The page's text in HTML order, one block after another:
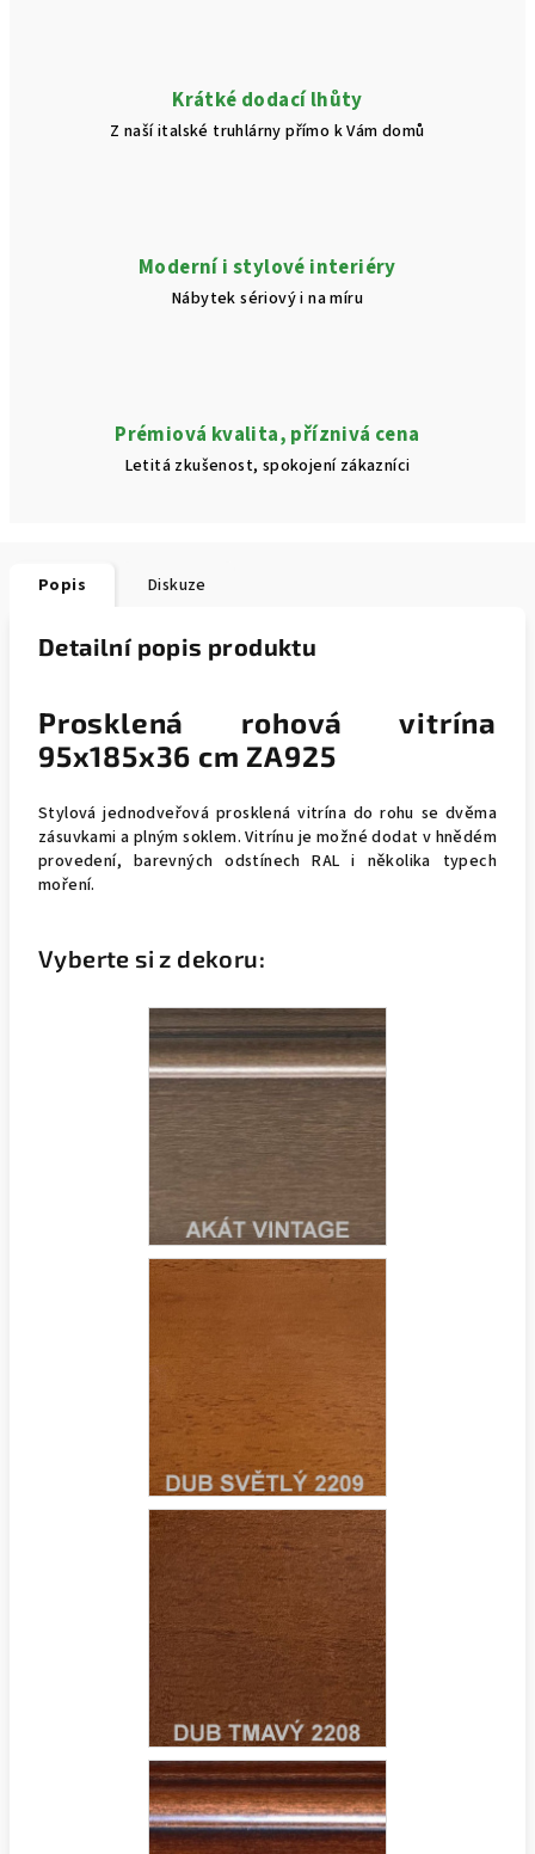
Krátké dodací lhůty
Z naší italské truhlárny přímo k Vám domů
Moderní i stylové interiéry
Nábytek sériový i na míru
Prémiová kvalita, příznivá cena
Letitá zkušenost, spokojení zákazníci
Popis Diskuze
Detailní popis produktu
Prosklená rohová vitrína
95x185x36 cm ZA925
Stylová jednodveřová prosklená vitrína do rohu se dvěma
zásuvkami a plným soklem. Vitrínu je možné dodat v hnědém
provedení, barevných odstínech RAL i několika typech
moření.
Vyberte si z dekoru: